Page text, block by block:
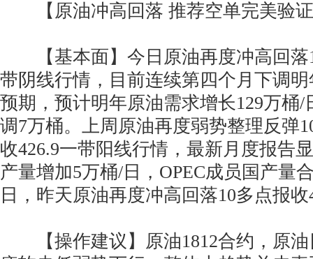
【原油冲高回落 推荐空单完美验
【基本面】今日原油再度冲高回落
带阴线行情，目前连续第四个月下调
预期，预计明年原油需求增长129万桶/
调7万桶。上周原油再度弱势整理反弹
收426.9一带阳线行情，最新月度报告
产量增加5万桶/日，OPEC成员国产量
日，昨天原油再度冲高回落10多点报
【操作建议】原油1812合约，原油